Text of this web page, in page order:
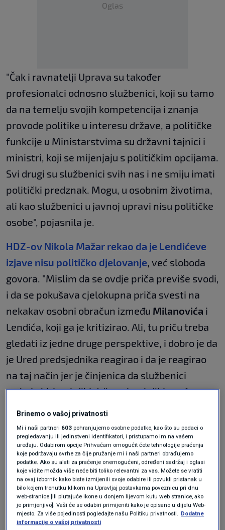
Oglas
"Čak i ravnatelji Uprava su također
profesionalci odnosno službenici, koji su tamo
da na temelju svojih kompetencija i znanja
provode politike u interesu države, a političke
funkcije u Ministarstvima su državni tajnici i
ministri, koji se mijenjaju s političkim opcijama.
Svi drugi su službenici svih nas i ne smiju imati
politički predznak. Mogu, u osobnim životima,
ali kao službenici u javnoj upravi nisu političke
osobe", pojasnila je.
HDZ-ov Nikola Mažar rekao da je Lendićeve
izjave nisu političko djelovanje, već sloboda
govora. "Mislim da se ovdje priča previše svodi,
i da se pokušava cjelokupna priča svesti na
nekakav osobni obračun između Milanovića i
Lendića, koji ga je kritizirao. Ali, tu priču treba
gledati iz jedne druge perspektive, i dobro je da
je Ured predsjednika reagirao i da je reagirao
na taj način jer je činjenica da službenici
trebaju biti u službi države i u službi građana.
Mi ukoliko poistovjećujemo državu s jednom
političkom opcijom, a Lendić je ustvari
poistovjetio državu s likom i djelom
predsjednika Vlade, i vidi se da je nastupao iz
pozicije člana HDZ-a koji se želi umiliti svom
predsjedniku jer vjerojatno ima neke karijerne
ambicije da možda u nekom sljedećem
mandatu ili tko zna kada bude možda ministar
Brinemo o vašoj privatnosti
Mi i naši partneri 603 pohranjujemo osobne podatke, kao što su podaci o
pregledavanju ili jedinstveni identifikatori, i pristupamo im na vašem
uređaju. Odabirom opcije Prihvaćam omogućit ćete tehnologije praćenja
koje podržavaju svrhe za čije pružanje mi i naši partneri obrađujemo
podatke. Ako su alati za praćenje onemogućeni, određeni sadržaj i oglasi
koje vidite možda više neće biti toliko relevantni za vas. Možete se vratiti
na ovaj izbornik kako biste izmijenili svoje odabire ili povukli pristanak u
bilo kojem trenutku klikom na Upravljaj postavkama poveznicu pri dnu
web-stranice [ili plutajuće ikone u donjem lijevom kutu web stranice, ako
je primjenjivo]. Vaši će se odabiri primijeniti kako je opisano u dijelu Web-
mjesto. Za više pojedinosti pogledajte našu Politiku privatnosti. Dodatne
informacije o vašoj privatnosti